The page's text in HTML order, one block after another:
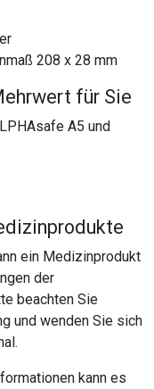
208 x 28 mm
für Sie
A5 und
ein Medizinprodukt
der
beachten Sie
und wenden Sie sich
kann es